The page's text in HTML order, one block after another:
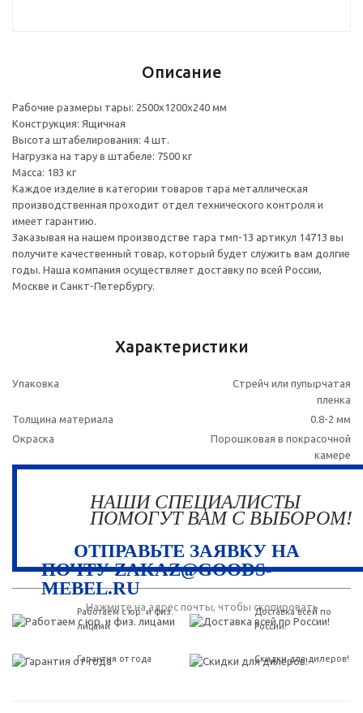
Описание
Рабочие размеры тары: 2500х1200х240 мм
Конструкция: Ящичная
Высота штабелирования: 4 шт.
Нагрузка на тару в штабеле: 7500 кг
Масса: 183 кг
Каждое изделие в категории товаров тара металлическая
производственная проходит отдел технического контроля и
имеет гарантию.
Заказывая на нашем производстве тара тмп-13 артикул 14713 вы
получите качественный товар, который будет служить вам долгие
годы. Наша компания осуществляет доставку по всей России,
Москве и Санкт-Петербургу.
Характеристики
Упаковка
Стрейч или пупырчатая
пленка
Толщина материала
0.8-2 мм
Окраска
Порошковая в покрасочной
камере
НАШИ СПЕЦИАЛИСТЫ
ПОМОГУТ ВАМ С ВЫБОРОМ!
ОТПРАВЬТЕ ЗАЯВКУ НА
ПОЧТУ ZAKAZ@GOODS-
MEBEL.RU
Нажмите на адрес почты, чтобы скопировать
Работаем с юр. и физ.
лицами
Доставка всей по
России!
Гарантия от года Скидки для дилеров!